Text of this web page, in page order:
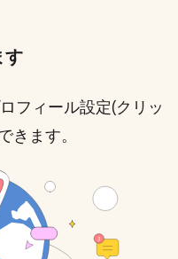
す
フィール設定(クリッ
きます。